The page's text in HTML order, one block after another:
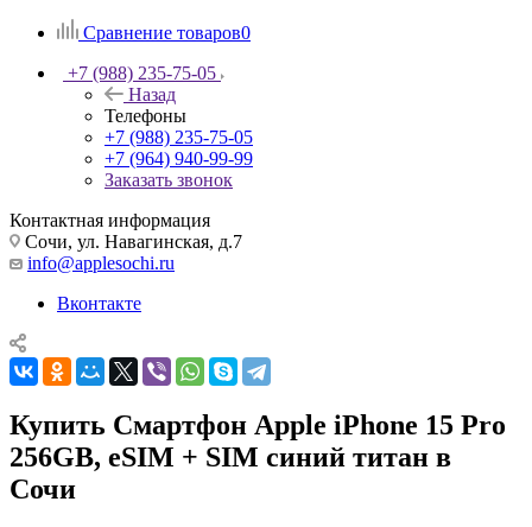
Сравнение товаров0
+7 (988) 235-75-05
Назад
Телефоны
+7 (988) 235-75-05
+7 (964) 940-99-99
Заказать звонок
Контактная информация
Сочи, ул. Навагинская, д.7
info@applesochi.ru
Вконтакте
Купить Смартфон Apple iPhone 15 Pro
256GB, eSIM + SIM синий титан в
Сочи